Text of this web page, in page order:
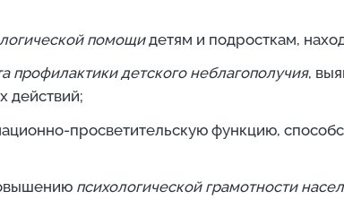
помощидетям и подросткам,
профилактики детского неблагополучия,
действий;
просветительскую функцию,
психологической грамотности